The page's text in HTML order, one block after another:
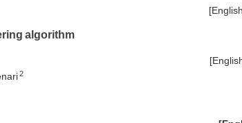
algorithm
2